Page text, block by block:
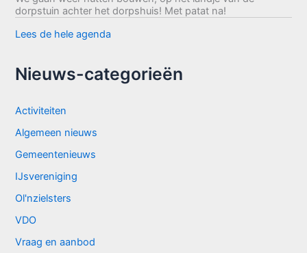
dorpstuin achter het dorpshuis! Met patat na!
Lees de hele agenda
Nieuws-categorieën
Activiteiten
Algemeen nieuws
Gemeentenieuws
IJsvereniging
Ol'nzielsters
VDO
Vraag en aanbod